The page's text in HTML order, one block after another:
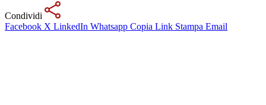
Condividi
Facebook X LinkedIn Whatsapp Copia Link Stampa Email